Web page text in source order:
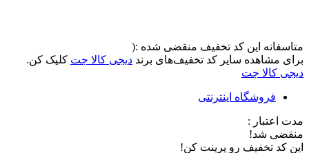
متاسفانه این کد تخفیف منقضی شده :(
برای مشاهده سایر کد تخفیف‌های برند دیجی کالا جت کلیک کن.
دیجی کالا جت
فروشگاه اینترنتی
مدت اعتبار :
منقضی شد!
این کد تخفیف رو پرینت کن!